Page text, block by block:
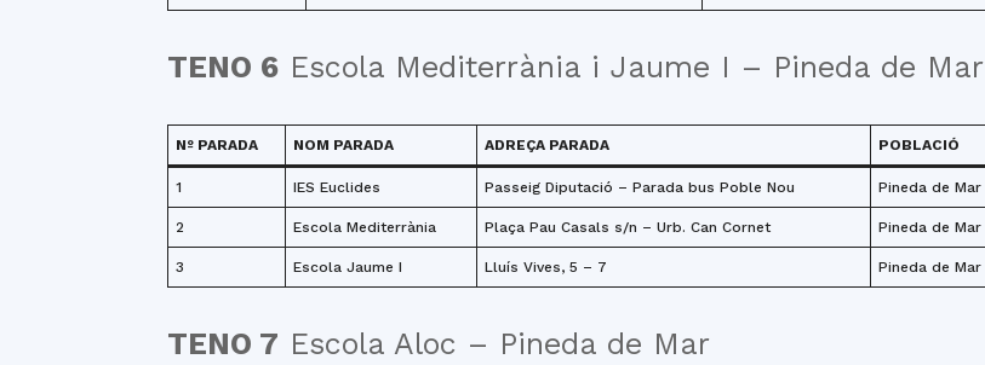
TENO 6 Escola Mediterrània i Jaume I – Pineda de Mar
Nº PARADA NOM PARADA ADREÇA PARADA POBLACIÓ
1 IES Euclides Passeig Diputació – Parada bus Poble Nou Pineda de Mar
2 Escola Mediterrània Plaça Pau Casals s/n – Urb. Can Cornet Pineda de Mar
3 Escola Jaume I Lluís Vives, 5 – 7 Pineda de Mar
TENO 7 Escola Aloc – Pineda de Mar